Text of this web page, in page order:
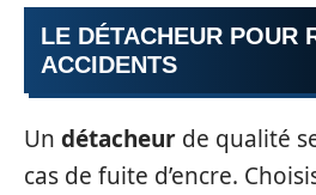
LE DÉTACHEUR POUR
ACCIDENTS
Un détacheur de qualité
cas de fuite d’encre.